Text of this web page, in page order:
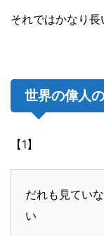
それではかなり長
世界の偉人
【1】
だれも見てい
い